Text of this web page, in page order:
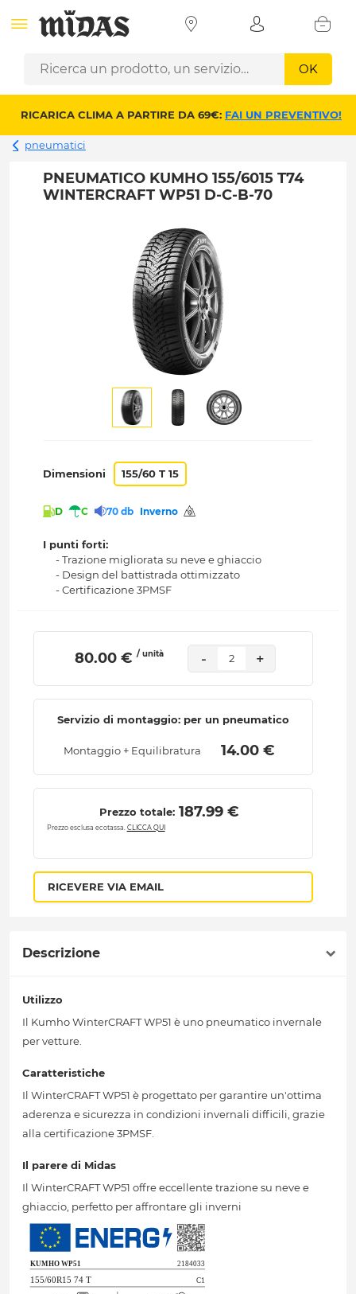
OK
RICARICA CLIMA A PARTIRE DA 69€: FAI UN PREVENTIVO!
pneumatici
PNEUMATICO KUMHO 155/6015 T74
WINTERCRAFT WP51 D-C-B-70
Dimensioni 155/60 T 15
D C 70 db Inverno
I punti forti:
- Trazione migliorata su neve e ghiaccio
- Design del battistrada ottimizzato
- Certificazione 3PMSF
80.00 € / unità - 2 +
Servizio di montaggio: per un pneumatico
Montaggio + Equilibratura 14.00 €
Prezzo totale: 187.99 €
Prezzo esclusa ecotassa. CLICCA QUI
RICEVERE VIA EMAIL
Descrizione
Utilizzo
Il Kumho WinterCRAFT WP51 è uno pneumatico invernale
per vetture.
Caratteristiche
Il WinterCRAFT WP51 è progettato per garantire un'ottima
aderenza e sicurezza in condizioni invernali difficili, grazie
alla certificazione 3PMSF.
Il parere di Midas
Il WinterCRAFT WP51 offre eccellente trazione su neve e
ghiaccio, perfetto per affrontare gli inverni